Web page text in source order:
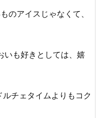
のアイスじゃなくて、
も好きとしては、嬉
チェタイムよりもコク